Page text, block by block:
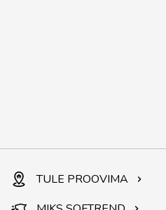
TULE PROOVIMA